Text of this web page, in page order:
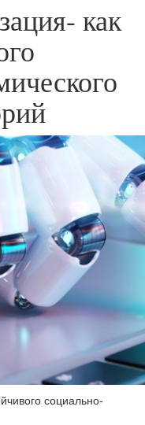
как
социально-